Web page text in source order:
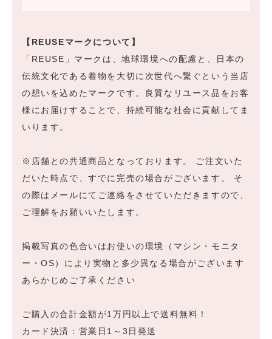
【REUSEマークについて】
「REUSE」マークは、地球環境への配慮と、日本の
伝統文化である着物を大切に次世代へ繋ぐという当店
の想いを込めたマークです。良質なリユース品をお客
様にお届けすることで、持続可能な社会に貢献してま
いります。
※店舗との共通商品となっております。 ご注文いた
だいた時点で、すでに完売の場合がございます。 そ
の際はメールにてご連絡をさせていただきますので、
ご理解をお願いいたします。
掲載写真の色合いはお使いの環境（マシン・モニタ
ー・OS）により実物と多少異なる場合がございます
あらかじめご了承ください
ご購入の合計金額が1万円以上で送料無料！
カード決済：営業日1～3日発送